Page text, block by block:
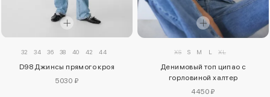
32 34 36 38 40 42 44
D98 Джинсы прямого кроя
5030 ₽
XS S M L XL
Денимовый топ ципао с
горловиной халтер
4450 ₽